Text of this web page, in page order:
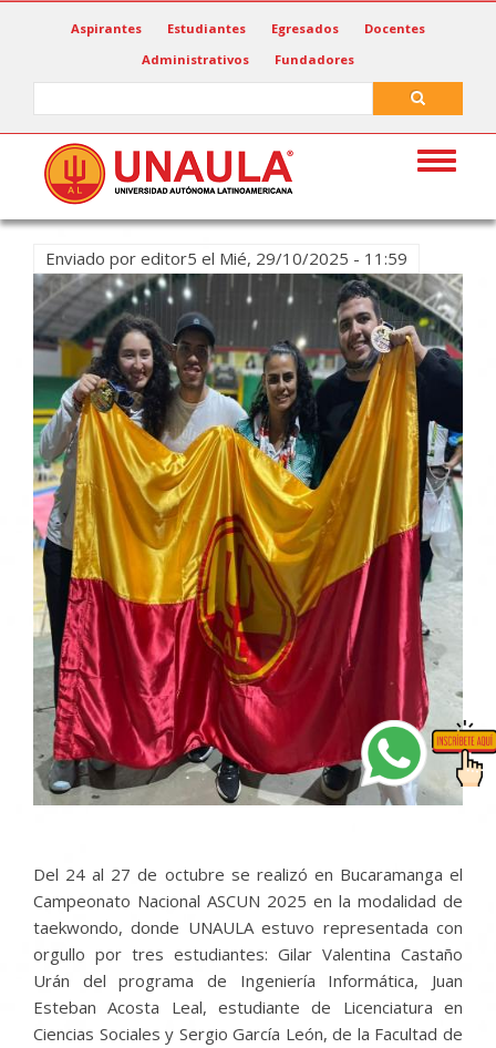
Aspirantes Estudiantes Egresados
Docentes
Administrativos
Fundadores
Toggle
Enviado por editor5 el Mié, 29/10/2025 - 11:59
Del 24 al 27 de octubre se realizó en Bucaramanga el
Campeonato Nacional ASCUN 2025 en la modalidad de
taekwondo, donde UNAULA estuvo representada con
orgullo por tres estudiantes: Gilar Valentina Castaño
Urán del programa de Ingeniería Informática, Juan
Esteban Acosta Leal, estudiante de Licenciatura en
Ciencias Sociales y Sergio García León, de la Facultad de